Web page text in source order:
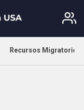
Recursos Migratorios